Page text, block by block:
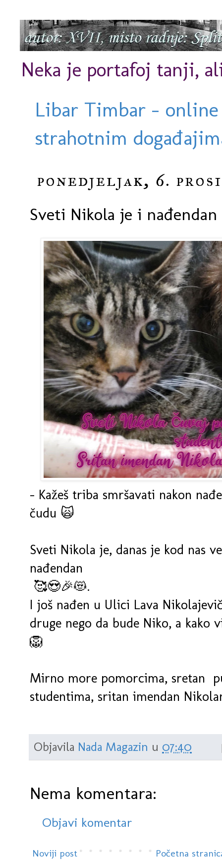
Neka je portafoj tanji,
Libar Timbar -
strahotnim
ponedjeljak, 6.
Sveti Nikola je i
- Kažeš triba smršavati nakon
čudu 🙀
Sveti Nikola je, danas je kod nas
nađendan
🥰😍🎉😻.
I još nađen u Ulici Lava
druge nego da bude Niko, a kako
🦁
Mirno more pomorcima, sretan
studentima, sritan imendan
Objavila Nada Magazin u 07:40
Nema komentara:
Objavi komentar
Noviji post Početna